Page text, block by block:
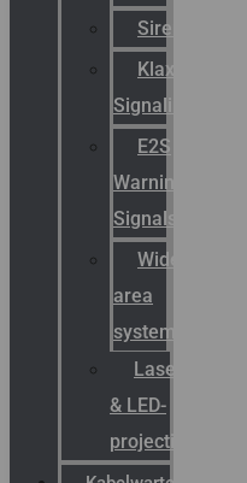
Sirena
Klaxon
Signaling
E2S
Warning
Signals
Wide
area
systemen
Laserbelijning
& LED-
projectie